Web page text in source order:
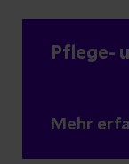
Pflege-
Mehr